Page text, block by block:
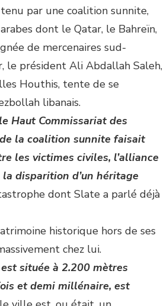
par une coalition sunnite,
dont le Qatar, le Bahreïn,
de mercenaires sud-
le président Ali Abdallah Saleh,
Houthis, tente de se
libanais.
Haut Commissariat des
la coalition sunnite faisait
les victimes civiles, l’alliance
la disparition d’un héritage
dont Slate a parlé déjà
historique hors de ses
chez lui.
située à 2.200 mètres
et demi millénaire, est